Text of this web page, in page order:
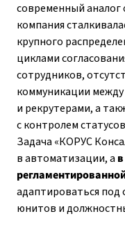
современный
компания
крупного
циклами
сотрудников,
коммуникации
и рекрутерами, а
с контролем
Задача «КОРУС
в автоматизации, а
адаптироваться под
юнитов и